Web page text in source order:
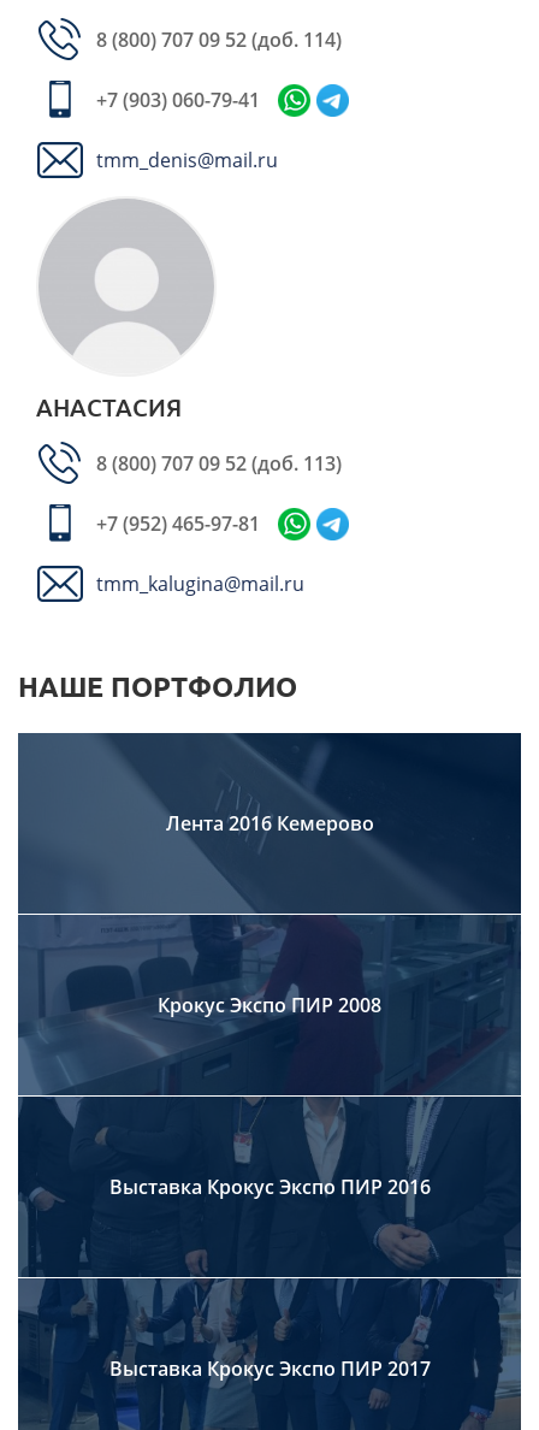
8 (800) 707 09 52(доб. 114)
+7 (903) 060-79-41
tmm_denis@mail.ru
АНАСТАСИЯ
8 (800) 707 09 52(доб. 113)
+7 (952) 465-97-81
tmm_kalugina@mail.ru
НАШЕ ПОРТФОЛИО
Лента 2016 Кемерово
Крокус Экспо ПИР 2008
Выставка Крокус Экспо ПИР 2016
Выставка Крокус Экспо ПИР 2017